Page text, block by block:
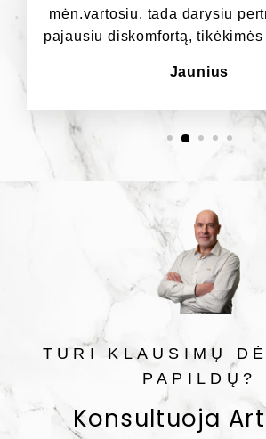
mėn.vartosiu, tada darysiu
pajausiu diskomfortą,
Jaunius
TURI KLAUSIMŲ
PAPILDŲ?
Konsultuoja